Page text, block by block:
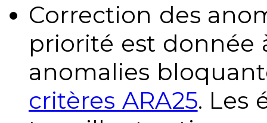
Correction des
priorité est donnée
anomalies
critères ARA25. Les